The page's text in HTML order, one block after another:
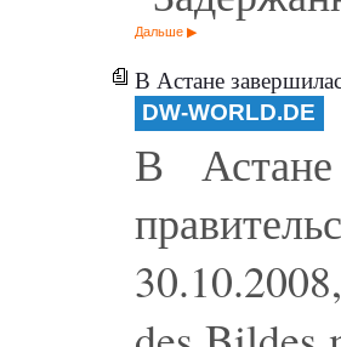
Дальше
В Астане
DW-WORLD.DE
В Астане